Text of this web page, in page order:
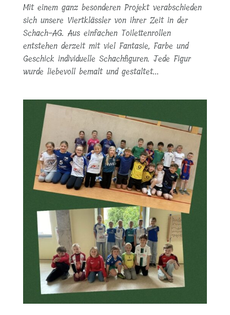
Mit einem ganz besonderen Projekt verabschieden
sich unsere Viertklässler von ihrer Zeit in der
Schach-AG. Aus einfachen Toilettenrollen
entstehen derzeit mit viel Fantasie, Farbe und
Geschick individuelle Schachfiguren. Jede Figur
wurde liebevoll bemalt und gestaltet...